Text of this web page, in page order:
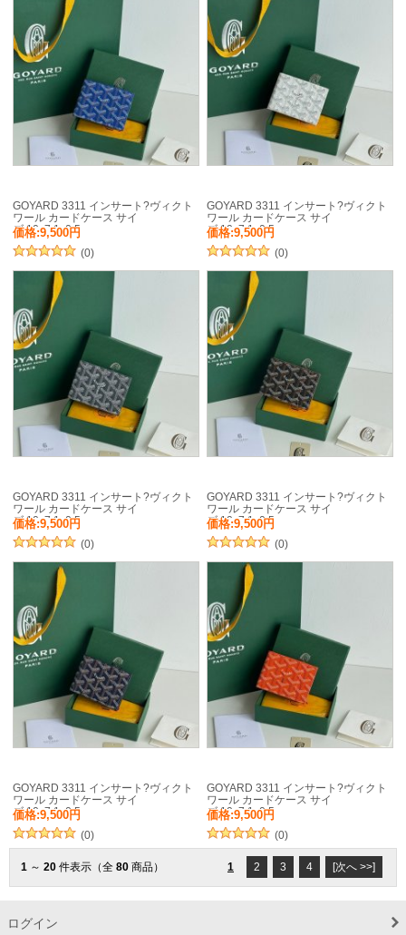
GOYARD 3311 インサート?ヴィクト
ワール カードケース サイ
ズ:10x7.1x0.5cm
価格:9,500円
(0)
GOYARD 3311 インサート?ヴィクト
ワール カードケース サイ
ズ:10x7.1x0.5cm
価格:9,500円
(0)
GOYARD 3311 インサート?ヴィクト
ワール カードケース サイ
ズ:10x7.1x0.5cm
価格:9,500円
(0)
GOYARD 3311 インサート?ヴィクト
ワール カードケース サイ
ズ:10x7.1x0.5cm
価格:9,500円
(0)
GOYARD 3311 インサート?ヴィクト
ワール カードケース サイ
ズ:10x7.1x0.5cm
価格:9,500円
(0)
GOYARD 3311 インサート?ヴィクト
ワール カードケース サイ
ズ:10x7.1x0.5cm
価格:9,500円
(0)
1 ～ 20 件表示（全 80 商品） 1 2 3 4 [次へ >>]
ログイン